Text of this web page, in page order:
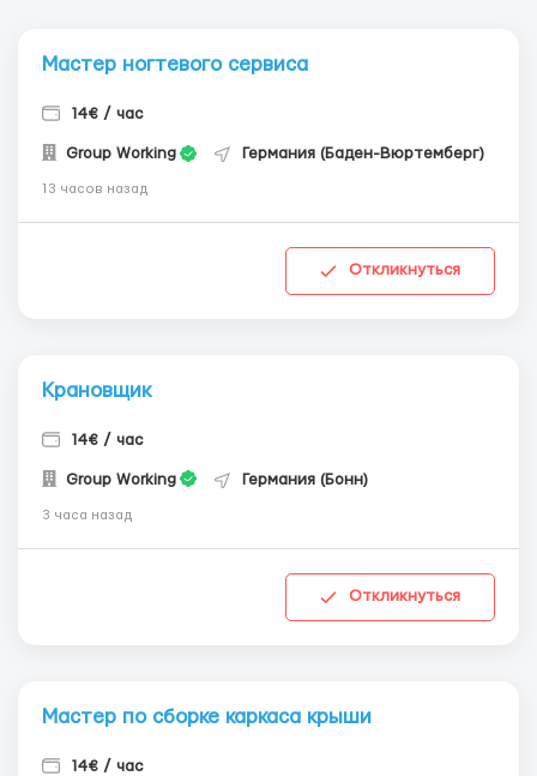
Мастер ногтевого сервиса
14€ / час
Group Working Германия (Баден-Вюртемберг)
13 часов назад
Откликнуться
Крановщик
14€ / час
Group Working Германия (Бонн)
3 часа назад
Откликнуться
Мастер по сборке каркаса крыши
14€ / час